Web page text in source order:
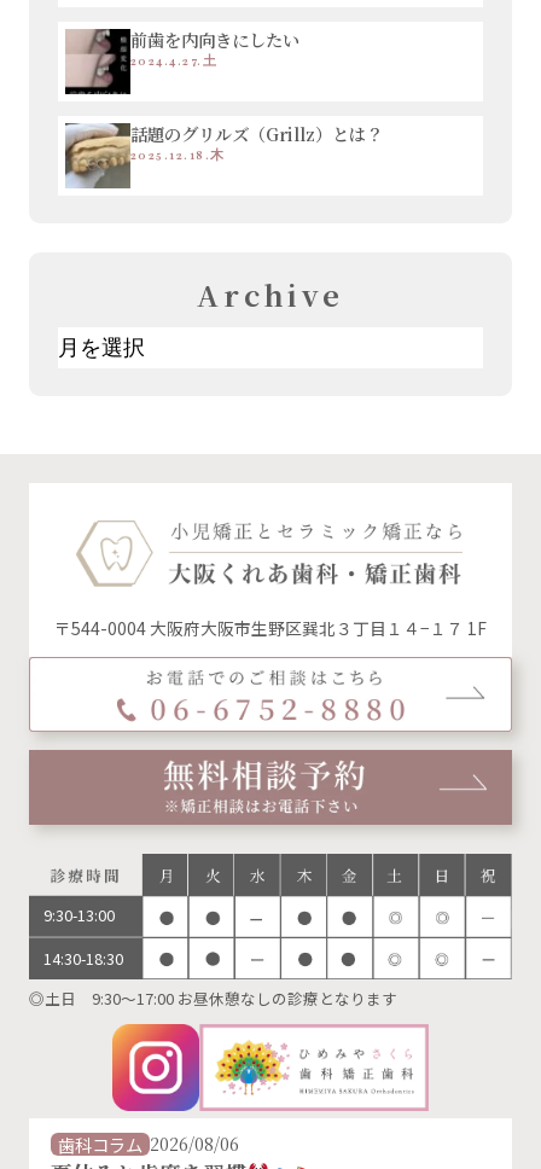
前歯を内向きにしたい
2024.4.27.土
話題のグリルズ（Grillz）とは？
2025.12.18.木
Archive
ア
〒544-0004 大阪府大阪市生野区巽北３丁目１４−１７ 1F
9:30-13:00
14:30-18:30
◎土日 9:30～17:00 お昼休憩なしの診療となります
歯科コラム 2026/08/06